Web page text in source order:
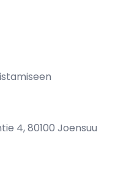
4, 80100 Joensuu